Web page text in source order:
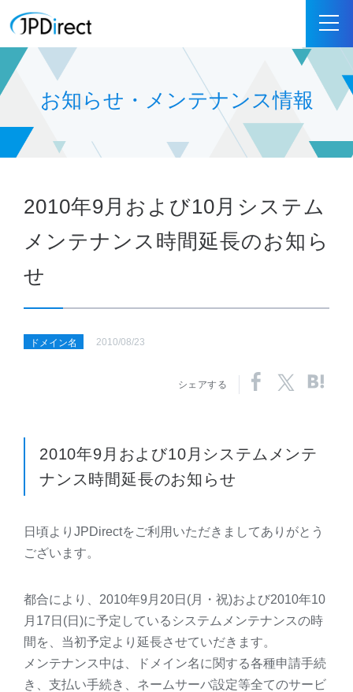
お知らせ・メンテナンス情報
2010年9月および10月システム
メンテナンス時間延長のお知ら
せ
ドメイン名 2010/08/23
シェアする
2010年9月および10月システムメンテ
ナンス時間延長のお知らせ
日頃よりJPDirectをご利用いただきましてありがとう
ございます。
都合により、2010年9月20日(月・祝)および2010年10
月17日(日)に予定しているシステムメンテナンスの時
間を、当初予定より延長させていだきます。
メンテナンス中は、ドメイン名に関する各種申請手続
き、支払い手続き、ネームサーバ設定等全てのサービ